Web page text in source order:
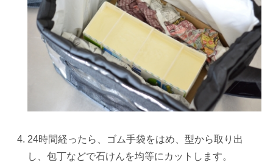
24時間経ったら、ゴム手袋をはめ、型から取り出
し、包丁などで石けんを均等にカットします。